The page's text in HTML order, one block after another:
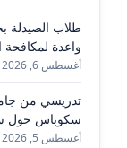
طلاب الصيدلة
واعدة لمكافحة
أغسطس 6, 2026
تدريسي من
سكوباس حول
أغسطس 5, 2026